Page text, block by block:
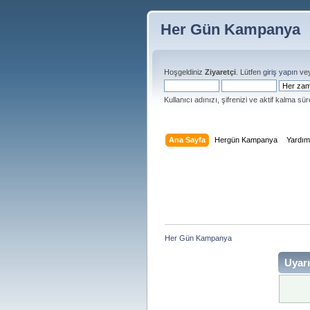
Her Gün Kampanya
Hoşgeldiniz Ziyaretçi . Lütfen giriş yapın
Kullanıcı adınızı, şifrenizi ve aktif kalma
Ana Sayfa Hergün Kampanya Yardım
Her Gün Kampanya